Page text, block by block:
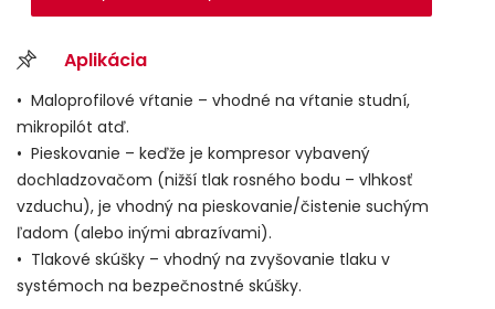
Aplikácia
• Maloprofilové vŕtanie – vhodné na vŕtanie studní,
mikropilót atď.
• Pieskovanie – keďže je kompresor vybavený
dochladzovačom (nižší tlak rosného bodu – vlhkosť
vzduchu), je vhodný na pieskovanie/čistenie suchým
ľadom (alebo inými abrazívami).
• Tlakové skúšky – vhodný na zvyšovanie tlaku v
systémoch na bezpečnostné skúšky.